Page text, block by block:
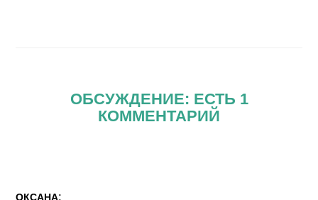
ОБСУЖДЕНИЕ: ЕСТЬ 1
КОММЕНТАРИЙ
ОКСАНА: